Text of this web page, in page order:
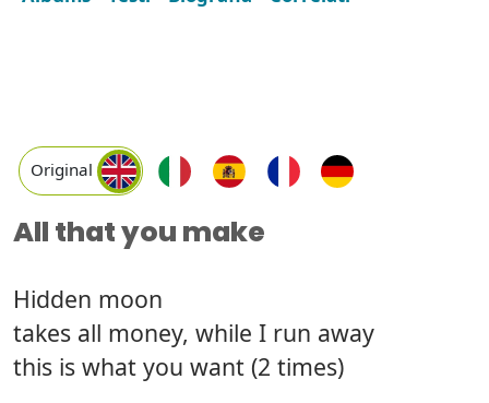
Original
All that you make
Hidden moon
takes all money, while I run away
this is what you want (2 times)